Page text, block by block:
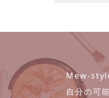
Mew-
自分の可